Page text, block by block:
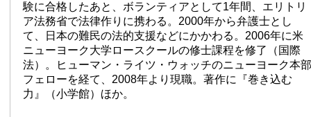
験に合格したあと、ボランティアとして1年間、エリトリ
ア法務省で法律作りに携わる。2000年から弁護士とし
て、日本の難民の法的支援などにかかわる。2006年に米
ニューヨーク大学ロースクールの修士課程を修了（国際
法）。ヒューマン・ライツ・ウォッチのニューヨーク本部
フェローを経て、2008年より現職。著作に『巻き込む
力』（小学館）ほか。